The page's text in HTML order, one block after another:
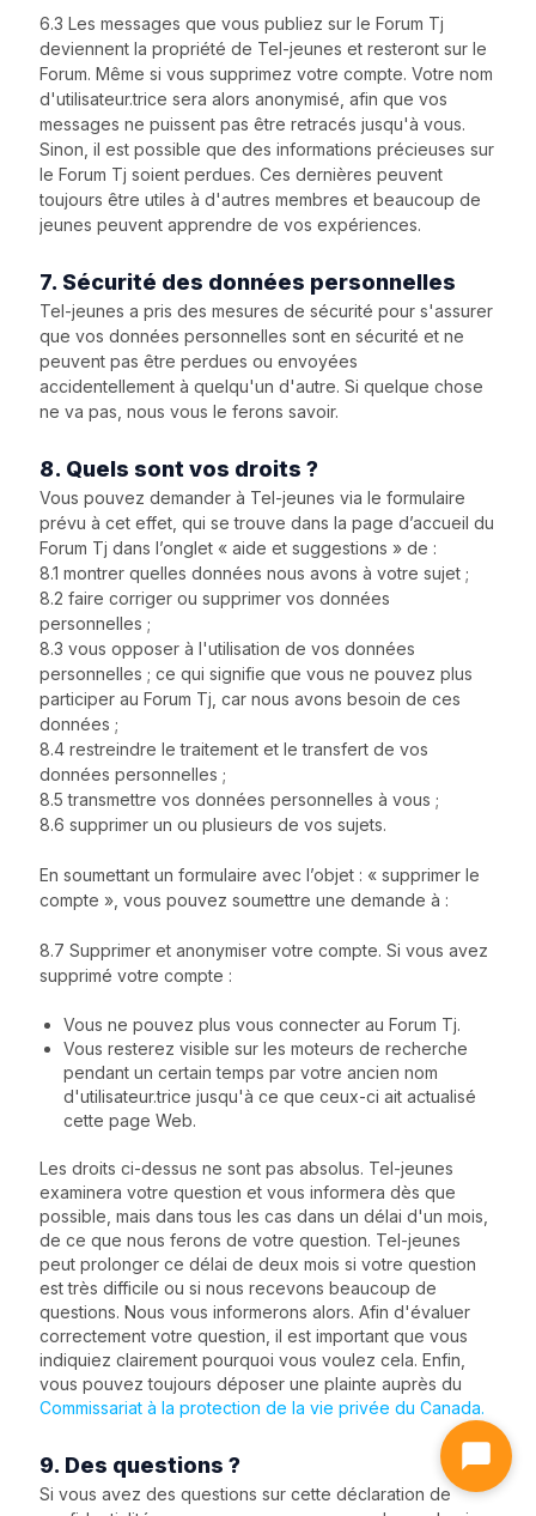
6.3 Les messages que vous publiez sur le Forum Tj
deviennent la propriété de Tel-jeunes et resteront sur le
Forum. Même si vous supprimez votre compte. Votre nom
d'utilisateur.trice sera alors anonymisé, afin que vos
messages ne puissent pas être retracés jusqu'à vous.
Sinon, il est possible que des informations précieuses sur
le Forum Tj soient perdues. Ces dernières peuvent
toujours être utiles à d'autres membres et beaucoup de
jeunes peuvent apprendre de vos expériences.
7. Sécurité des données personnelles
Tel-jeunes a pris des mesures de sécurité pour s'assurer
que vos données personnelles sont en sécurité et ne
peuvent pas être perdues ou envoyées
accidentellement à quelqu'un d'autre. Si quelque chose
ne va pas, nous vous le ferons savoir.
8. Quels sont vos droits ?
Vous pouvez demander à Tel-jeunes via le formulaire
prévu à cet effet, qui se trouve dans la page d’accueil du
Forum Tj dans l’onglet « aide et suggestions » de :
8.1 montrer quelles données nous avons à votre sujet ;
8.2 faire corriger ou supprimer vos données
personnelles ;
8.3 vous opposer à l'utilisation de vos données
personnelles ; ce qui signifie que vous ne pouvez plus
participer au Forum Tj, car nous avons besoin de ces
données ;
8.4 restreindre le traitement et le transfert de vos
données personnelles ;
8.5 transmettre vos données personnelles à vous ;
8.6 supprimer un ou plusieurs de vos sujets.
En soumettant un formulaire avec l’objet : « supprimer le
compte », vous pouvez soumettre une demande à :
8.7 Supprimer et anonymiser votre compte. Si vous avez
supprimé votre compte :
Vous ne pouvez plus vous connecter au Forum Tj.
Vous resterez visible sur les moteurs de recherche
pendant un certain temps par votre ancien nom
d'utilisateur.trice jusqu'à ce que ceux-ci ait actualisé
cette page Web.
Les droits ci-dessus ne sont pas absolus. Tel-jeunes
examinera votre question et vous informera dès que
possible, mais dans tous les cas dans un délai d'un mois,
de ce que nous ferons de votre question. Tel-jeunes
peut prolonger ce délai de deux mois si votre question
est très difficile ou si nous recevons beaucoup de
questions. Nous vous informerons alors. Afin d'évaluer
correctement votre question, il est important que vous
indiquiez clairement pourquoi vous voulez cela. Enfin,
vous pouvez toujours déposer une plainte auprès du
Commissariat à la protection de la vie privée du Canada.
9. Des questions ?
Si vous avez des questions sur cette déclaration de